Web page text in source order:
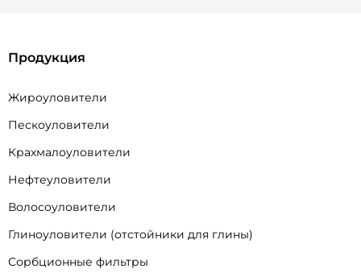
Продукция
Жироуловители
Пескоуловители
Крахмалоуловители
Нефтеуловители
Волосоуловители
Глиноуловители (отстойники для глины)
Сорбционные фильтры